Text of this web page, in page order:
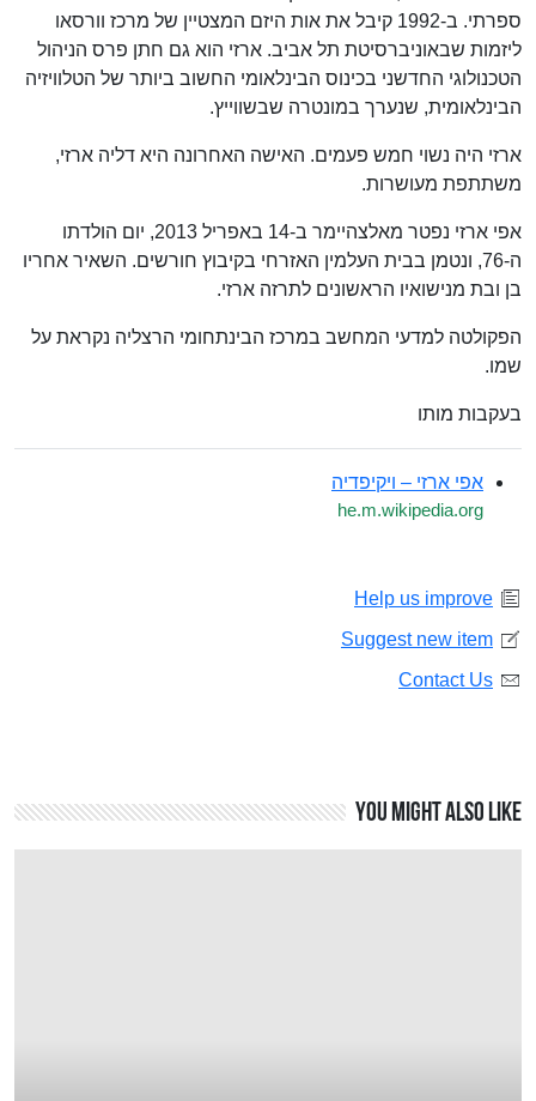
ספרתי. ב-1992 קיבל את אות היזם המצטיין של מרכז וורסאו
ליזמות שבאוניברסיטת תל אביב. ארזי הוא גם חתן פרס הניהול
הטכנולוגי החדשני בכינוס הבינלאומי החשוב ביותר של הטלוויזיה
הבינלאומית, שנערך במונטרה שבשווייץ.
ארזי היה נשוי חמש פעמים. האישה האחרונה היא דליה ארזי,
משתתפת מעושרות.
אפי ארזי נפטר מאלצהיימר ב-14 באפריל 2013, יום הולדתו
ה-76, ונטמן בבית העלמין האזרחי בקיבוץ חורשים. השאיר אחריו
בן ובת מנישואיו הראשונים לתרזה ארזי.
הפקולטה למדעי המחשב במרכז הבינתחומי הרצליה נקראת על
שמו.
בעקבות מותו
אפי ארזי – ויקיפדיה
he.m.wikipedia.org
Help us improve
Suggest new item
Contact Us
You might also like